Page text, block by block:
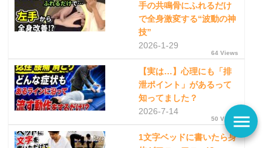
手の共鳴骨にふれるだけ
で全身激変する“波動の神
技”
2026-1-29
64 Views
【実は…】心理にも「排
泄ポイント」があるって
知ってました？
2026-7-14
50 Views
1文字ベッドに書いたら身
menu